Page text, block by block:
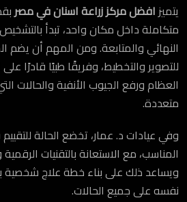
يتميزافضل مركز زراعة اسنان في مصر
متكاملة داخل مكان واحد، تبدأ
النهائي والمتابعة. ومن المهم أن يضم
للتصوير والتخطيط، وفريقًا طبيًا قادرًا
العظام ورفع الجيوب الأنفية والحالات
متعددة.
وفي عيادات د. عمار، تخضع الحالة
المناسب، مع الاستعانة بالتقنيات
ويساعد ذلك على بناء خطة علاج شخصية
نفسه على جميع الحالات.